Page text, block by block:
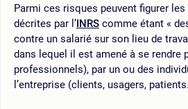
Parmi ces risques peuvent figurer
décrites par l’INRS comme étant «
contre un salarié sur son lieu de
dans lequel il est amené à se rendre
professionnels), par un ou des
l’entreprise (clients, usagers,